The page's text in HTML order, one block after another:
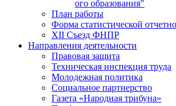
ого образования"
План работы
Форма статистической
XII Съезд ФНПР
Направления деятельности
Правовая защита
Техническая инспекция труда
Молодежная политика
Социальное партнерство
Газета «Народная трибуна»